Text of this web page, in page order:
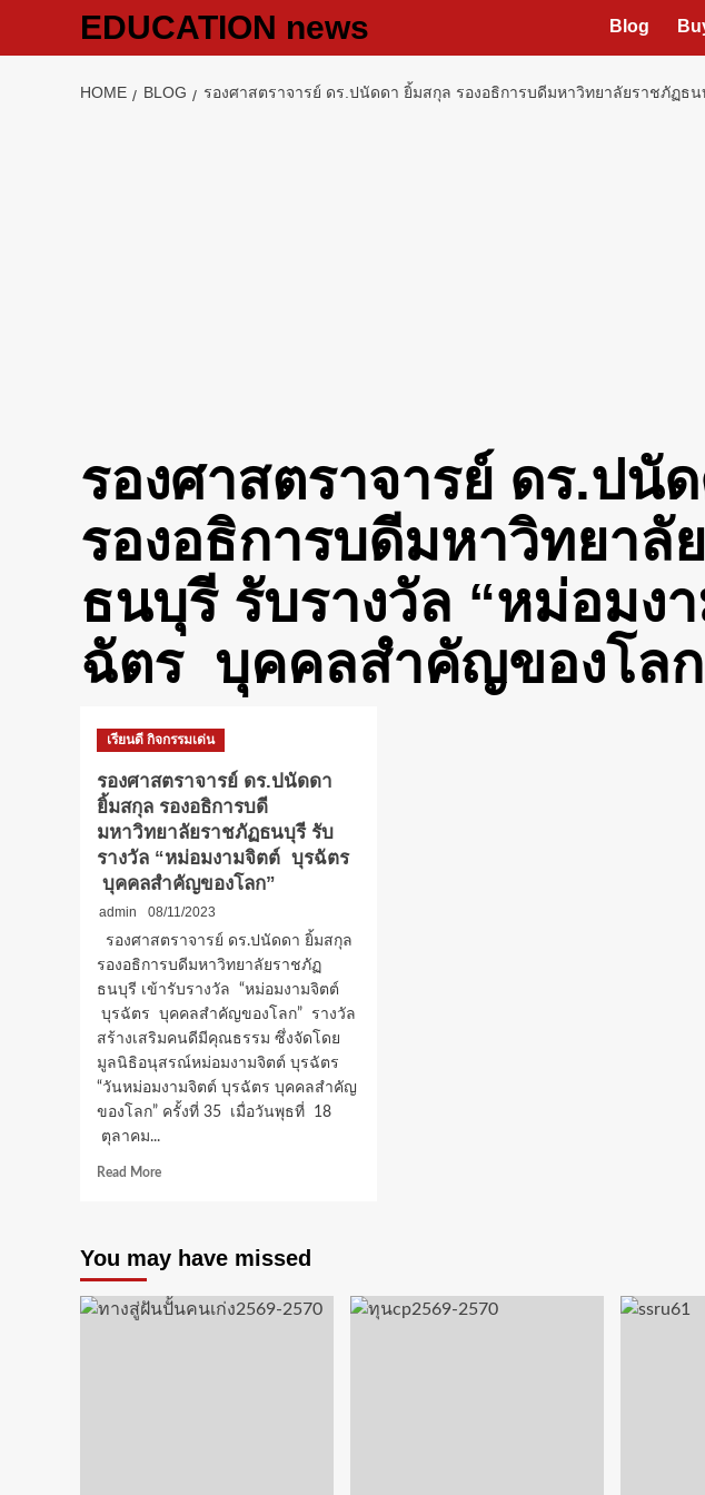
EDUCATION news Blog
HOME BLOG รองศาสตราจารย์ ดร.ปนัดดา ยิ้มสกุล รองอธิการบดีมหาวิทยาลัยราชภัฏ
รองศาสตราจารย์ ดร.ปนั
รองอธิการบดีมหาวิทยาลั
ธนบุรี รับรางวัล “หม่อมง
ฉัตร บุคคลสำคัญของโล
เรียนดี กิจกรรมเด่น
รองศาสตราจารย์ ดร.ปนัดดา
ยิ้มสกุล รองอธิการบดี
มหาวิทยาลัยราชภัฏธนบุรี รับ
รางวัล “หม่อมงามจิตต์ บุรฉัตร
บุคคลสำคัญของโลก”
admin
08/11/2023
รองศาสตราจารย์ ดร.ปนัดดา ยิ้มสกุล
รองอธิการบดีมหาวิทยาลัยราชภัฏ
ธนบุรี เข้ารับรางวัล “หม่อมงามจิตต์
บุรฉัตร บุคคลสำคัญของโลก” รางวัล
สร้างเสริมคนดีมีคุณธรรม ซึ่งจัดโดย
มูลนิธิอนุสรณ์หม่อมงามจิตต์ บุรฉัตร
“วันหม่อมงามจิตต์ บุรฉัตร บุคคลสำคัญ
ของโลก” ครั้งที่ 35 เมื่อวันพุธที่ 18
ตุลาคม...
Read MoreRead
ศาสตราจารย์
ดร.ปนัดดา
ยิ้ม
สกุล
You may have missed